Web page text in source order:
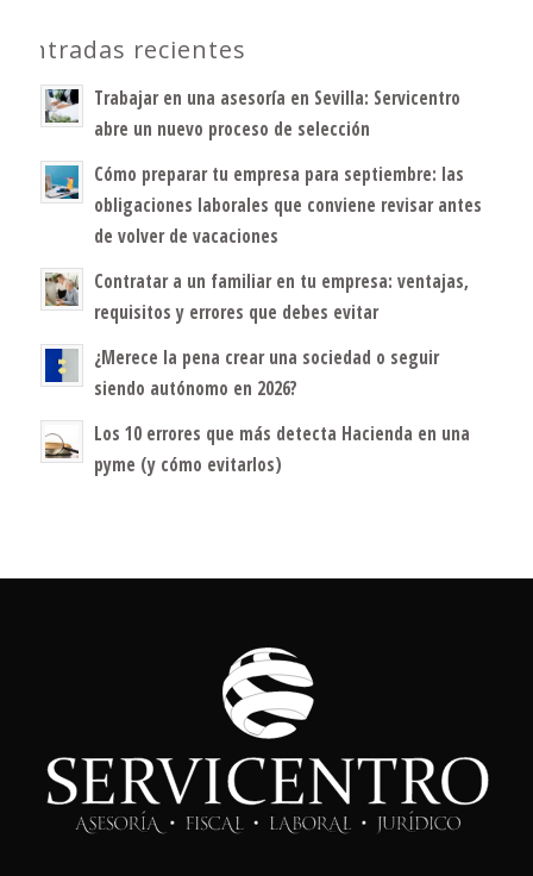
Entradas recientes
Trabajar en una asesoría en Sevilla: Servicentro
abre un nuevo proceso de selección
Cómo preparar tu empresa para septiembre: las
obligaciones laborales que conviene revisar antes
de volver de vacaciones
Contratar a un familiar en tu empresa: ventajas,
requisitos y errores que debes evitar
¿Merece la pena crear una sociedad o seguir
siendo autónomo en 2026?
Los 10 errores que más detecta Hacienda en una
pyme (y cómo evitarlos)